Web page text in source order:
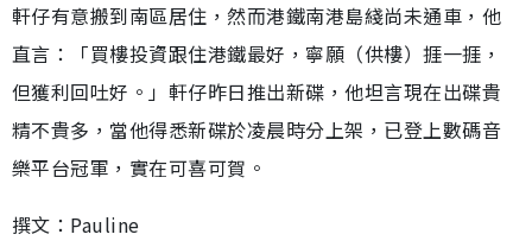
軒仔有意搬到南區居住，然而港鐵南港島綫尚未通車，他
直言：「買樓投資跟住港鐵最好，寧願（供樓）捱一捱，
但獲利回吐好。」軒仔昨日推出新碟，他坦言現在出碟貴
精不貴多，當他得悉新碟於凌晨時分上架，已登上數碼音
樂平台冠軍，實在可喜可賀。
撰文：Pauline